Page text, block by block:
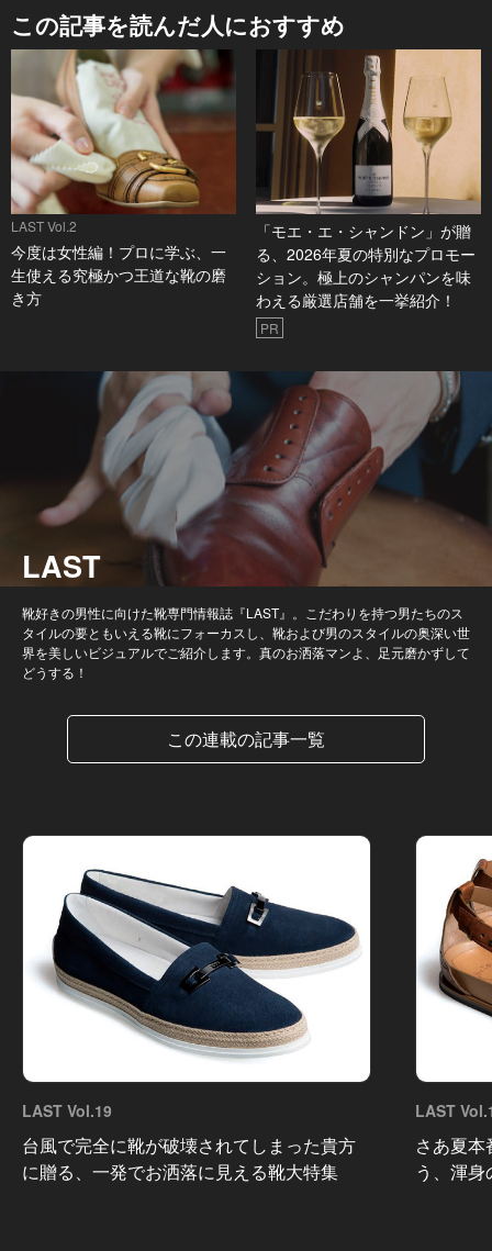
この記事を読んだ人におすすめ
LAST Vol.2
今度は女性編！プロに学ぶ、一
生使える究極かつ王道な靴の磨
き方
「モエ・エ・シャンドン」が贈
る、2026年夏の特別なプロモー
ション。極上のシャンパンを味
わえる厳選店舗を一挙紹介！
PR
LAST
靴好きの男性に向けた靴専門情報誌『LAST』。こだわりを持つ男たちのス
タイルの要ともいえる靴にフォーカスし、靴および男のスタイルの奥深い世
界を美しいビジュアルでご紹介します。真のお洒落マンよ、足元磨かずして
どうする！
この連載の記事一覧
LAST Vol.19
台風で完全に靴が破壊されてしまった貴方
に贈る、一発でお洒落に見える靴大特集
LAST
さあ夏
う、渾